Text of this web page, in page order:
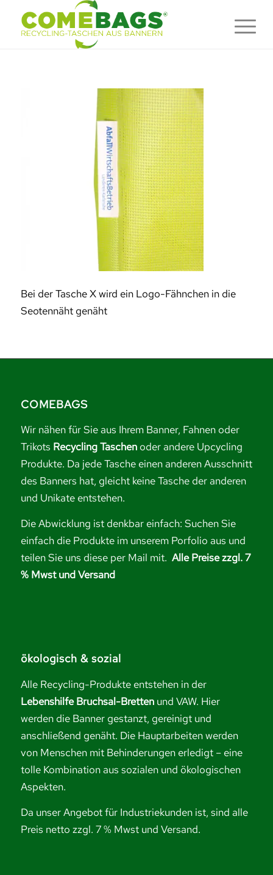
Bei der Tasche X wird ein Logo-Fähnchen in die
Seotennäht genäht
COMEBAGS
Wir nähen für Sie aus Ihrem Banner, Fahnen oder
Trikots Recycling Taschenoder andere Upcycling
Produkte. Da jede Tasche einen anderen Ausschnitt
des Banners hat, gleicht keine Tasche der anderen
und Unikate entstehen.
Die Abwicklung ist denkbar einfach: Suchen Sie
einfach die Produkte im unserem Porfolio aus und
teilen Sie uns diese per Mail mit. Alle Preise zzgl. 7
% Mwst und Versand
ökologisch & sozial
Alle Recycling-Produkte entstehen in der
Lebenshilfe Bruchsal-Bretten und VAW. Hier
werden die Banner gestanzt, gereinigt und
anschließend genäht. Die Hauptarbeiten werden
von Menschen mit Behinderungen erledigt – eine
tolle Kombination aus sozialen und ökologischen
Aspekten.
Da unser Angebot für Industriekunden ist, sind alle
Preis netto zzgl. 7 % Mwst und Versand.